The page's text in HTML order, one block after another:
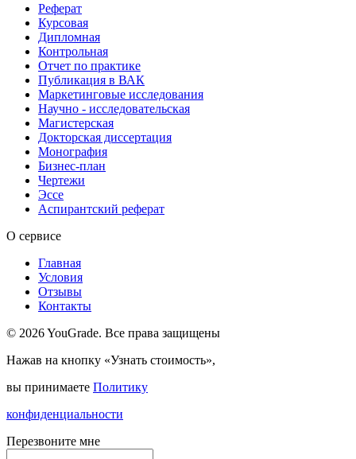
Реферат
Курсовая
Дипломная
Контрольная
Отчет по практике
Публикация в ВАК
Маркетинговые исследования
Научно - исследовательская
Магистерская
Докторская диссертация
Монография
Бизнес-план
Чертежи
Эссе
Аспирантский реферат
О сервисе
Главная
Условия
Отзывы
Контакты
© 2026 YouGrade. Все права защищены
Нажав на кнопку «Узнать стоимость»,
вы принимаете Политику
конфиденциальности
Перезвоните мне